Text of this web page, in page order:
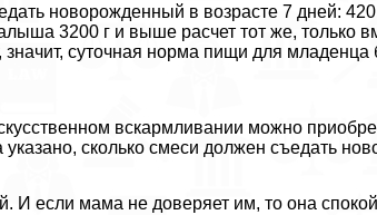
новорожденный в возрасте 7 дней:
3200 г и выше расчет тот же, только
суточная норма пищи для младенца
вскармливании можно
сколько смеси должен съедать
И если мама не доверяет им, то она